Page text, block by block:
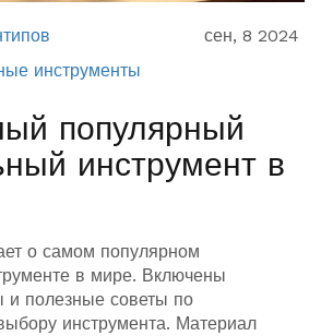
сен, 8 2024
инструменты
популярный
инструмент в
о самом популярном
в мире. Включены
и полезные советы по
инструмента. Материал